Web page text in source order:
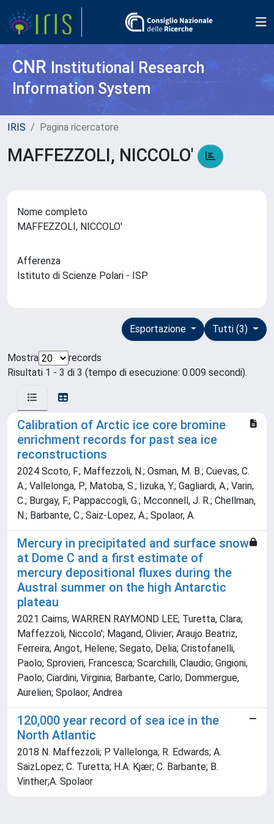
CNR Institutional Research
Information System
IRIS Pagina ricercatore
MAFFEZZOLI, NICCOLO'
Nome completo
MAFFEZZOLI, NICCOLO'
Afferenza
Istituto di Scienze Polari - ISP
Tutti (3)
Esportazione
Mostra
records
Risultati 1 - 3 di 3 (tempo di esecuzione: 0.009 secondi).
Calibration of Arctic ice core bromine
enrichment records for past sea ice
reconstructions
2024 Scoto, F.; Maffezzoli, N.; Osman, M. B.; Cuevas, C.
A.; Vallelonga, P.; Matoba, S.; Iizuka, Y.; Gagliardi, A.; Varin,
C.; Burgay, F.; Pappaccogli, G.; Mcconnell, J. R.; Chellman,
N.; Barbante, C.; Saiz-Lopez, A.; Spolaor, A.
Mercury in precipitated and surface snow
at Dome C and a first estimate of
mercury depositional fluxes during the
Austral summer on the high Antarctic
plateau
2021 Cairns, WARREN RAYMOND LEE; Turetta, Clara;
Maffezzoli, Niccolo'; Magand, Olivier; Araujo Beatriz,
Ferreira; Angot, Helene; Segato, Delia; Cristofanelli,
Paolo; Sprovieri, Francesca; Scarchilli, Claudio; Grigioni,
Paolo; Ciardini, Virginia; Barbante, Carlo; Dommergue,
Aurelien; Spolaor, Andrea
120,000 year record of sea ice in the
North Atlantic
2018 N. Maffezzoli; P. Vallelonga; R. Edwards; A.
SaizLopez; C. Turetta; H.A. Kjær; C. Barbante; B.
Vinther;A. Spolaor